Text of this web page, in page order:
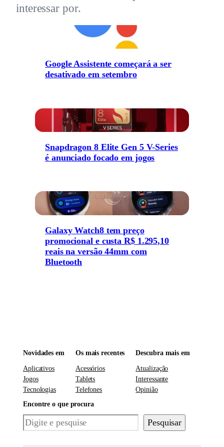
interessar por.
Google Assistente começará a ser
desativado em setembro
Snapdragon 8 Elite Gen 5 V-Series
é anunciado focado em jogos
Galaxy Watch8 tem preço
promocional e custa R$ 1.295,10
reais na versão 44mm com
Bluetooth
Novidades em
Aplicativos
Jogos
Tecnologias
Os mais recentes
Acessórios
Tablets
Telefones
Descubra mais em
Atualização
Interessante
Opinião
Encontre o que procura
Pesquisar Pesquisar